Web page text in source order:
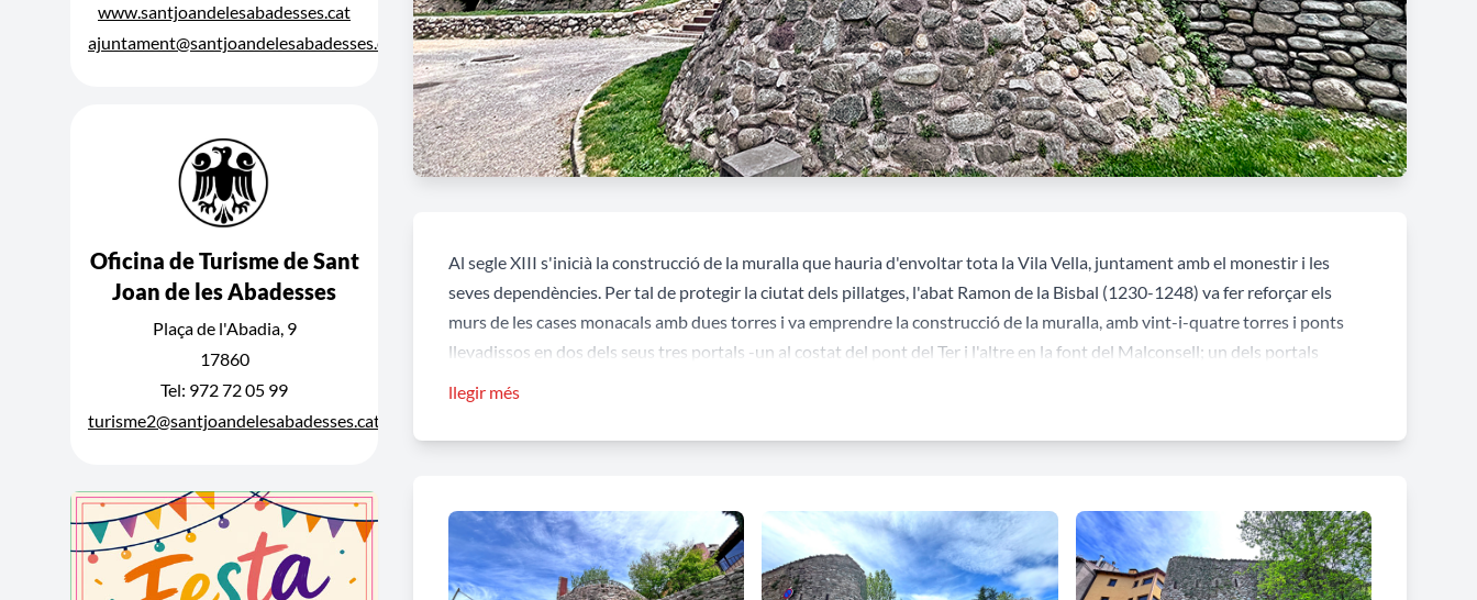
www.santjoandelesabadesses.cat
ajuntament@santjoandelesabadesses.cat
Oficina de Turisme de Sant
Joan de les Abadesses
Plaça de l'Abadia, 9
17860
Tel: 972 72 05 99
turisme2@santjoandelesabadesses.cat
Al segle XIII s'inicià la construcció de la muralla que hauria d'envoltar tota la Vila Vella, juntament amb el monestir i les
seves dependències. Per tal de protegir la ciutat dels pillatges, l'abat Ramon de la Bisbal (1230-1248) va fer reforçar els
murs de les cases monacals amb dues torres i va emprendre la construcció de la muralla, amb vint-i-quatre torres i ponts
llevadissos en dos dels seus tres portals -un al costat del pont del Ter i l'altre en la font del Malconsell; un dels portals
De la muralla se'n conserven molts trams, tot i que es troben amenaçats per noves construccions o afegits. El material
Les restes de muralla que actualment es poden observar són al Passeig Comte Guifré, a la plaça de l'arquitecte Duran i
Reynals, al mirador de la plaça de l'Abadessa Emma i alParc de la Muralla , on se situava elportal de ponention, a més, s'hi
troben restes d'una de les torres, laTorre Saltant(segles XIII-XIV).
llegir més